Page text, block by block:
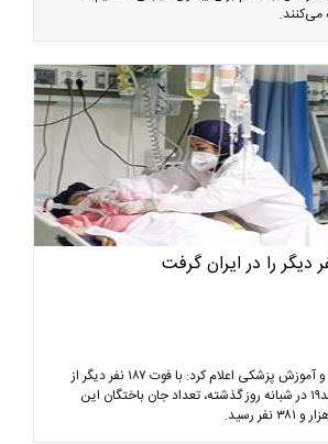
می‌کنند.
وزارت بهداشت، درمان و آموزش پزشکی اعلام کرد: با فوت ۱۸۷ نفر دیگر از
هموطنان مبتلا به کووید۱۹ در شبانه روز گذشته، تعداد جان باختگان این